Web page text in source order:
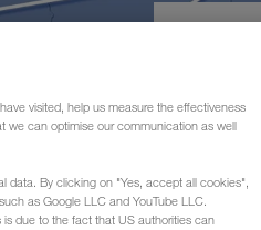
Europa
visited, help us measure the effectiveness
we can optimise our communication as well
data. By clicking on "Yes, accept all cookies",
as Google LLC and YouTube LLC.
due to the fact that US authorities can